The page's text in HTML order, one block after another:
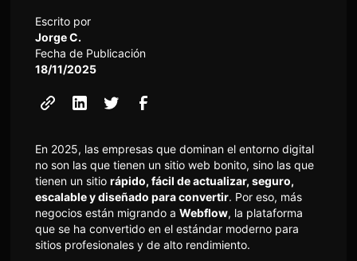
Escrito por
Jorge C.
Fecha de Publicación
18/11/2025
En 2025, las empresas que dominan el entorno digital
no son las que tienen un sitio web bonito, sino las que
tienen un sitio rápido, fácil de actualizar, seguro,
escalable y diseñado para convertir. Por eso, más
negocios están migrando a Webflow, la plataforma
que se ha convertido en el estándar moderno para
sitios profesionales y de alto rendimiento.